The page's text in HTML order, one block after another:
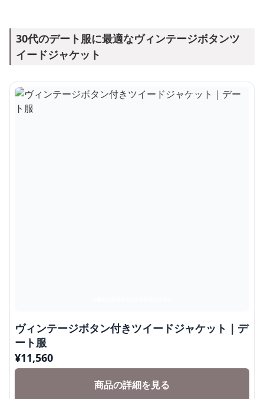
30代のデート服に最適なヴィンテージボタンツ
イードジャケット
ヴィンテージボタン付きツイードジャケット｜デ
ート服
¥11,560
商品の詳細を見る